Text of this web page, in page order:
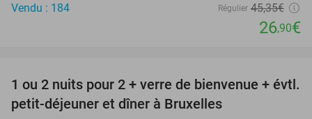
Vendu : 184
Régulier 45,35€
26,90€
25%
1 ou 2 nuits pour 2 + verre de bienvenue + évtl.
petit-déjeuner et dîner à Bruxelles